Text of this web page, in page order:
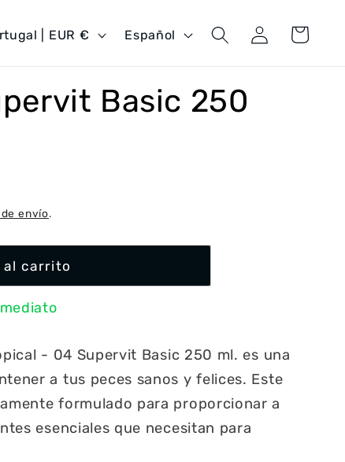
Portugal | EUR €
o
Español
Iniciar
sesión
Carrito
Basic 250
envío.
al carrito
- 04 Supervit Basic 250 ml. es una
a tus peces sanos y felices. Este
formulado para proporcionar a
esenciales que necesitan para